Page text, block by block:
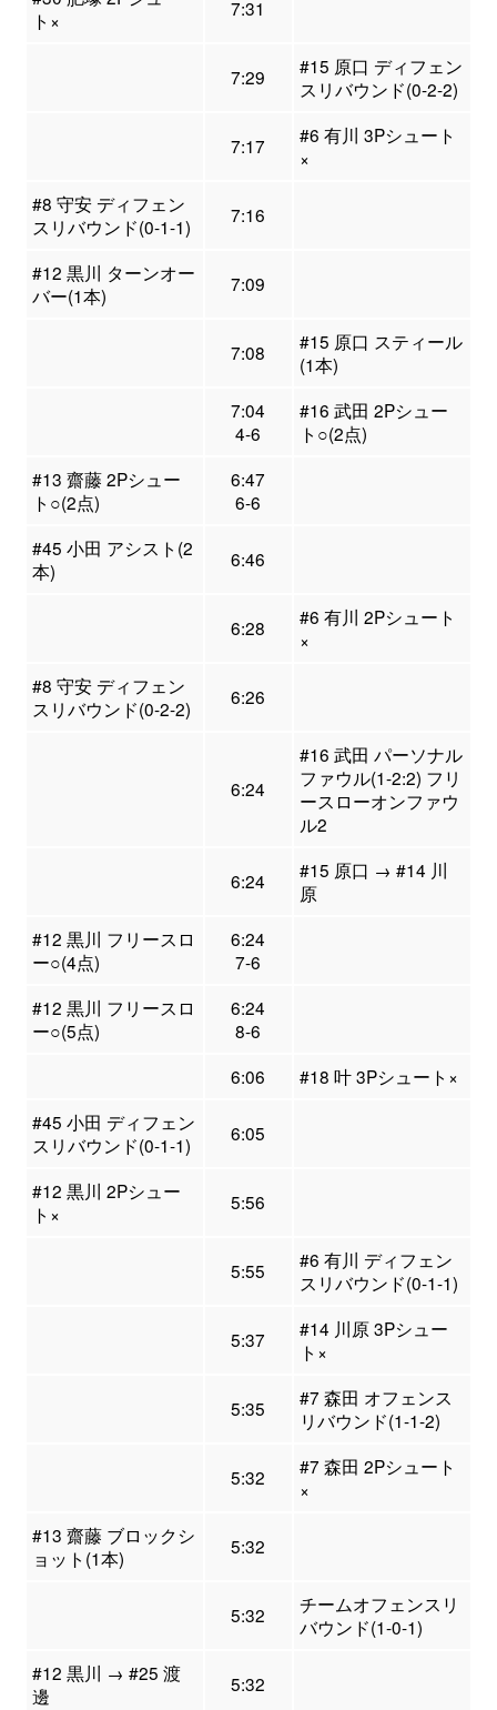
ト×
7:31
7:29
#15 原口 ディフェン
スリバウンド(0-2-2)
7:17
#6 有川 3Pシュート
×
#8 守安 ディフェン
スリバウンド(0-1-1)
7:16
#12 黒川 ターンオー
バー(1本)
7:09
7:08
#15 原口 スティール
(1本)
7:04
4-6
#16 武田 2Pシュー
ト○(2点)
#13 齋藤 2Pシュー
ト○(2点)
6:47
6-6
#45 小田 アシスト(2
本)
6:46
6:28
#6 有川 2Pシュート
×
#8 守安 ディフェン
スリバウンド(0-2-2)
6:26
6:24
#16 武田 パーソナル
ファウル(1-2:2) フリ
ースローオンファウ
ル2
6:24
#15 原口 → #14 川
原
#12 黒川 フリースロ
ー○(4点)
6:24
7-6
#12 黒川 フリースロ
ー○(5点)
6:24
8-6
6:06
#18 叶 3Pシュート×
#45 小田 ディフェン
スリバウンド(0-1-1)
6:05
#12 黒川 2Pシュー
ト×
5:56
5:55
#6 有川 ディフェン
スリバウンド(0-1-1)
5:37
#14 川原 3Pシュー
ト×
5:35
#7 森田 オフェンス
リバウンド(1-1-2)
5:32
#7 森田 2Pシュート
×
#13 齋藤 ブロックシ
ョット(1本)
5:32
5:32
チームオフェンスリ
バウンド(1-0-1)
#12 黒川 → #25 渡
邊
5:32